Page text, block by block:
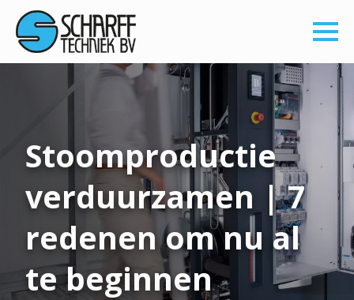
Stoomproductie
verduurzamen | 7
redenen om nu al
te beginnen